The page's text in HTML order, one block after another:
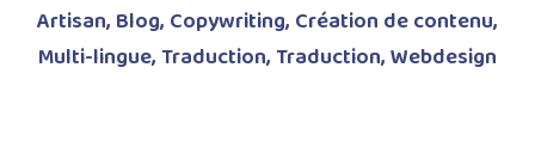
Artisan, Blog, Copywriting, Création de contenu,
Multi-lingue,Traduction,Traduction,Webdesign